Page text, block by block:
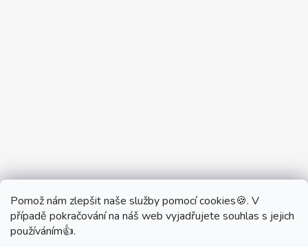
Pomož nám zlepšit naše služby pomocí cookies🍪. V
případě pokračování na náš web vyjadřujete souhlas s jejich
používáním👍.
Partner Showroom MONOBRAND
Partner Eshop Monobrand.online